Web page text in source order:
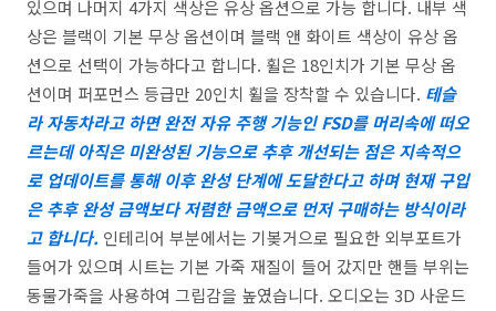
있으며 나머지 4가지 색상은 유상 옵션으로 가능 합니다. 내부 색
상은 블랙이 기본 무상 옵션이며 블랙 앤 화이트 색상이 유상 옵
션으로 선택이 가능하다고 합니다. 휠은 18인치가 기본 무상 옵
션이며 퍼포먼스 등급만 20인치 휠을 장착할 수 있습니다. 테슬
라 자동차라고 하면 완전 자유 주행 기능인 FSD를 머리속에 떠오
르는데 아직은 미완성된 기능으로 추후 개선되는 점은 지속적으
로 업데이트를 통해 이후 완성 단계에 도달한다고 하며 현재 구입
은 추후 완성 금액보다 저렴한 금액으로 먼저 구매하는 방식이라
고 합니다. 인테리어 부분에서는 기봊거으로 필요한 외부포트가
들어가 있으며 시트는 기본 가죽 재질이 들어 갔지만 핸들 부위는
동물가죽을 사용하여 그립감을 높였습니다. 오디오는 3D 사운드